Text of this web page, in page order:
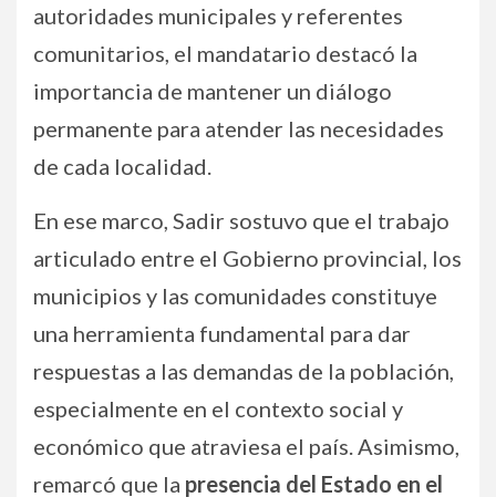
autoridades municipales y referentes
comunitarios, el mandatario destacó la
importancia de mantener un diálogo
permanente para atender las necesidades
de cada localidad.
En ese marco, Sadir sostuvo que el trabajo
articulado entre el Gobierno provincial, los
municipios y las comunidades constituye
una herramienta fundamental para dar
respuestas a las demandas de la población,
especialmente en el contexto social y
económico que atraviesa el país. Asimismo,
remarcó que la presencia del Estado en el